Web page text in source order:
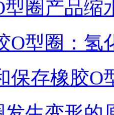
型圈产品
O型圈：
保存橡胶O